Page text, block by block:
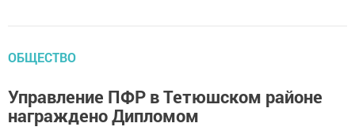
ОБЩЕСТВО
Управление ПФР в Тетюшском районе
награждено Дипломом